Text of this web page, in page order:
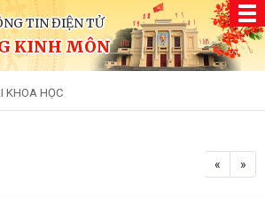
TIN ĐIỆN TỬ
KINH MÔN
KHOA HỌC
« »